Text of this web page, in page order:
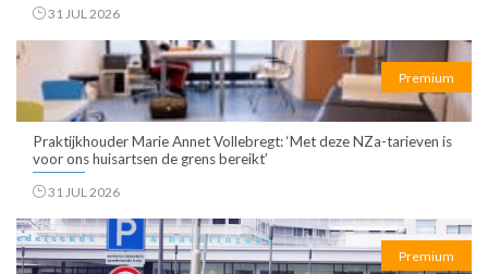
31 JUL 2026
Premium
Praktijkhouder Marie Annet Vollebregt: ‘Met deze NZa-tarieven is
voor ons huisartsen de grens bereikt’
31 JUL 2026
Premium